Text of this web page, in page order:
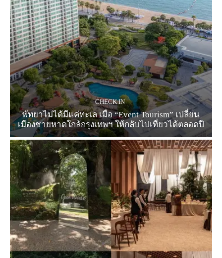
CHECK IN
พัทยาไม่ได้มีแค่ทะเล เมื่อ “Event Tourism” เปลี่ยน
เมืองชายหาดใกล้กรุงเทพฯ ให้กลับไปเที่ยวได้ตลอดปี